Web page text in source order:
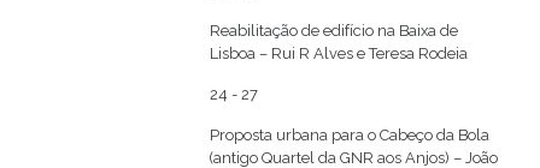
Reabilitação de edifício na Baixa de
Lisboa – Rui R Alves e Teresa Rodeia
24 - 27
Proposta urbana para o Cabeço da Bola
(antigo Quartel da GNR aos Anjos) – João